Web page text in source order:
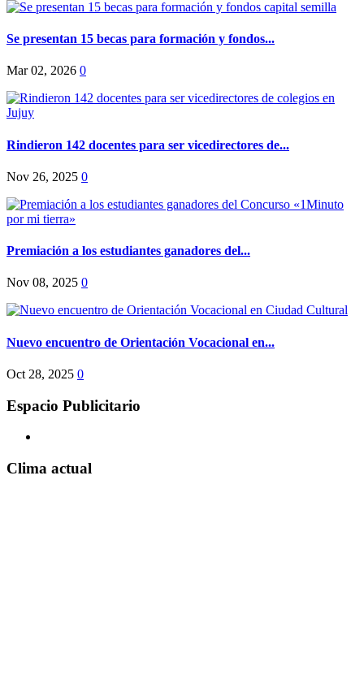
Se presentan 15 becas para formación y fondos...
Mar 02, 2026 0
Rindieron 142 docentes para ser vicedirectores de...
Nov 26, 2025 0
Premiación a los estudiantes ganadores del...
Nov 08, 2025 0
Nuevo encuentro de Orientación Vocacional en...
Oct 28, 2025 0
Espacio Publicitario
Clima actual